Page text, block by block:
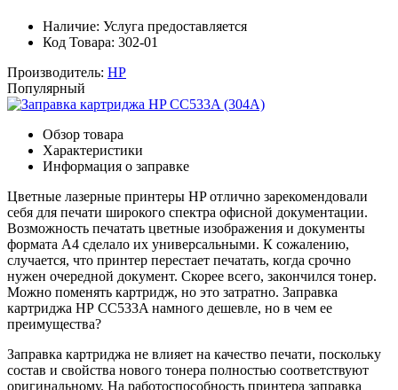
Наличие: Услуга предоставляется
Код Товара: 302-01
Производитель: HP
Популярный
Обзор товара
Характеристики
Информация о заправке
Цветные лазерные принтеры HP отлично зарекомендовали
себя для печати широкого спектра офисной документации.
Возможность печатать цветные изображения и документы
формата A4 сделало их универсальными. К сожалению,
случается, что принтер перестает печатать, когда срочно
нужен очередной документ. Скорее всего, закончился тонер.
Можно поменять картридж, но это затратно. Заправка
картриджа НР CC533A намного дешевле, но в чем ее
преимущества?
Заправка картриджа не влияет на качество печати, поскольку
состав и свойства нового тонера полностью соответствуют
оригинальному. На работоспособность принтера заправка